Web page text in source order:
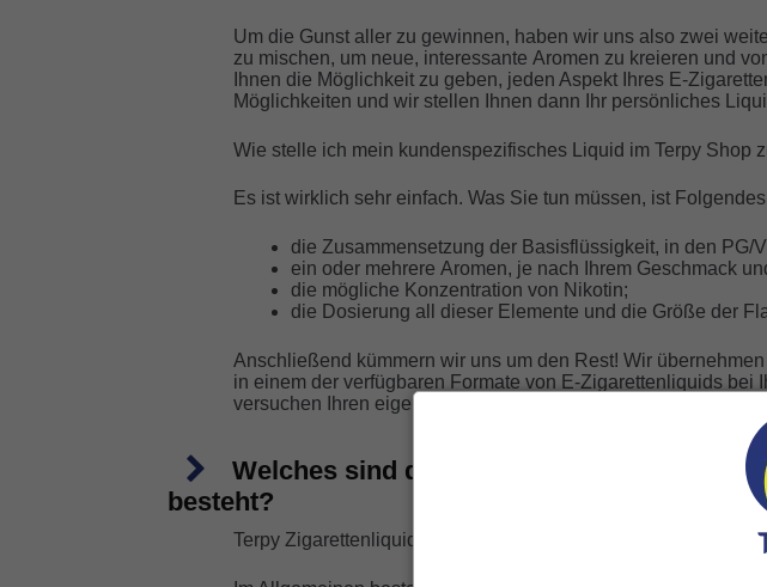
Um die Gunst aller zu gewinnen, haben wir uns also zwei
zu mischen, um neue, interessante Aromen zu kreieren und
Ihnen die Möglichkeit zu geben, jeden Aspekt Ihres E-
Möglichkeiten und wir stellen Ihnen dann Ihr persönliches
Wie stelle ich mein kundenspezifisches Liquid im Terpy Shop
Es ist wirklich sehr einfach. Was Sie tun müssen, ist
die Zusammensetzung der Basisflüssigkeit, in den PG/
ein oder mehrere Aromen, je nach Ihrem Geschmack
die mögliche Konzentration von Nikotin;
die Dosierung all dieser Elemente und die Größe der
Anschließend kümmern wir uns um den Rest! Wir
in einem der verfügbaren Formate von E-Zigarettenliquids
versuchen Ihren eigenen Tabakgeschmack zu anderen
Welches sind die wichtigsten Substanzen,
besteht?
Terpy Zigarettenliquids bestehen aus der Basisflüssigkeit,